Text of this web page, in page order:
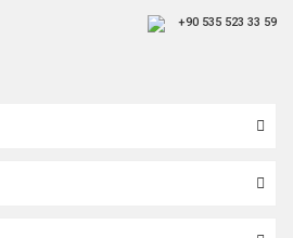
+90 535 523 33 59